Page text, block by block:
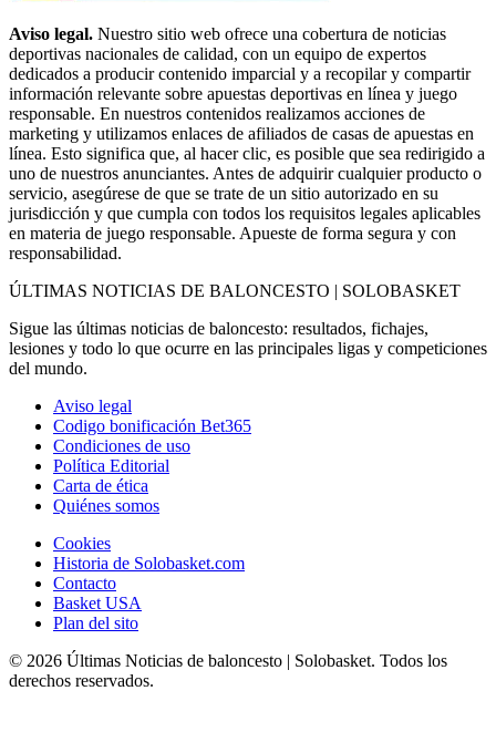
Aviso legal. Nuestro sitio web ofrece una cobertura de noticias
deportivas nacionales de calidad, con un equipo de expertos
dedicados a producir contenido imparcial y a recopilar y compartir
información relevante sobre apuestas deportivas en línea y juego
responsable. En nuestros contenidos realizamos acciones de
marketing y utilizamos enlaces de afiliados de casas de apuestas en
línea. Esto significa que, al hacer clic, es posible que sea redirigido a
uno de nuestros anunciantes. Antes de adquirir cualquier producto o
servicio, asegúrese de que se trate de un sitio autorizado en su
jurisdicción y que cumpla con todos los requisitos legales aplicables
en materia de juego responsable. Apueste de forma segura y con
responsabilidad.
ÚLTIMAS NOTICIAS DE BALONCESTO | SOLOBASKET
Sigue las últimas noticias de baloncesto: resultados, fichajes,
lesiones y todo lo que ocurre en las principales ligas y competiciones
del mundo.
Aviso legal
Codigo bonificación Bet365
Condiciones de uso
Política Editorial
Carta de ética
Quiénes somos
Cookies
Historia de Solobasket.com
Contacto
Basket USA
Plan del sito
© 2026 Últimas Noticias de baloncesto | Solobasket. Todos los
derechos reservados.